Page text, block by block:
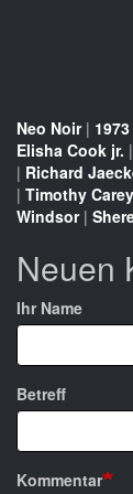
Neo Noir| 1973
Elisha Cook jr. |
| Richard
| Timothy Carey
Windsor|
Neuen
Ihr Name
Betreff
Kommentar